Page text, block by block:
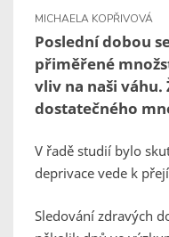
MICHAELA KOPŘIVOVÁ
Poslední dobou
přiměřené
vliv na naši váhu.
dostatečného
V řadě studií bylo
deprivace vede k
Sledování zdravých